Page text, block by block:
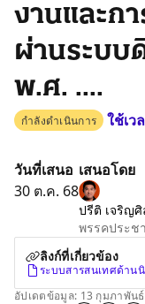
งานและก
ผ่านระบบ
พ.ศ. ....
กำลังดำเนินการ ใช้เว
วันที่เสนอ
30 ต.ค. 68
เสนอโดย
ปรีติ เจริญ
พรรคประช
ลิงก์ที่เกี่ยวข้อง
ระบบสารสนเทศด้า
อัปเดตข้อมูล: 13 กุมภาพัน